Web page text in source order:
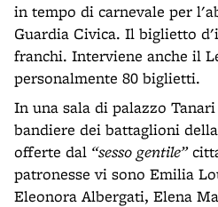
in tempo di carnevale per
Guardia Civica. Il biglietto
franchi. Interviene anche il
personalmente 80 biglietti.
In una sala di palazzo
bandiere dei battaglioni
offerte dal “sesso gentile”
patronesse vi sono Emilia
Eleonora Albergati, Elena